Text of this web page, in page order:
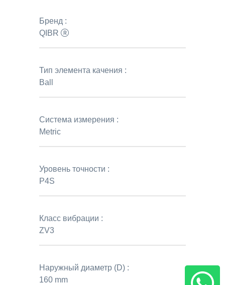
Бренд :
QIBR
Тип элемента качения :
Ball
Система измерения :
Metric
Уровень точности :
P4S
Класс вибрации :
ZV3
Наружный диаметр (D) :
160 mm